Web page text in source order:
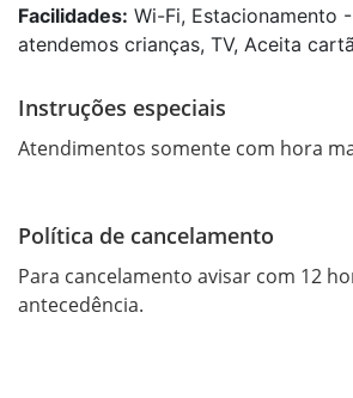
Facilidades: Wi-Fi, Estacionamento
atendemos crianças, TV, Aceita
Instruções especiais
Política de cancelamento
Para cancelamento avisar com 12
antecedência.